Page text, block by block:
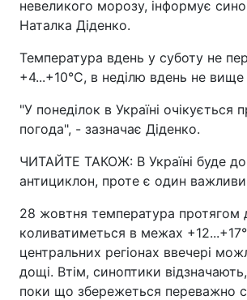
невеликого морозу, інформує
Наталка Діденко.
Температура вдень у суботу не
+4...+10°С, в неділю вдень не вище
"У понеділок в Україні очікується
погода", - зазначає Діденко.
ЧИТАЙТЕ ТАКОЖ: В Україні буде
антициклон, проте є один
28 жовтня температура протягом
коливатиметься в межах
центральних регіонах ввечері
дощі. Втім, синоптики
поки що збережеться переважно